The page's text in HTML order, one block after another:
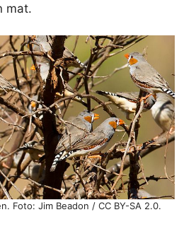
mat.
Foto: Jim Beadon / CC BY-SA 2.0.